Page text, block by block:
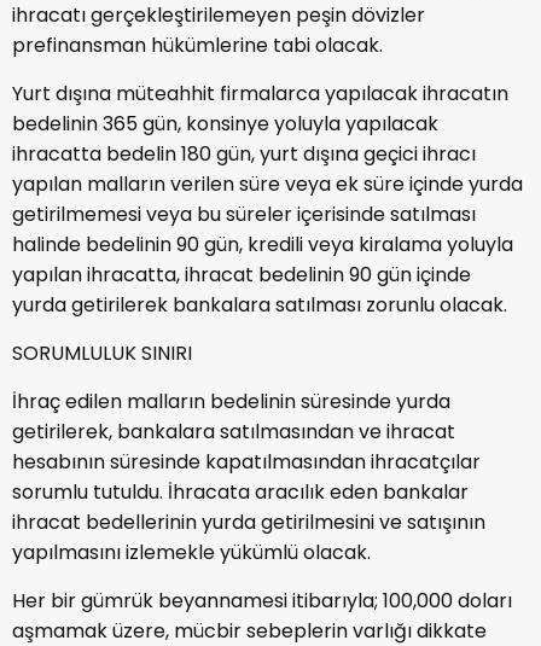
ihracatı gerçekleştirilemeyen peşin dövizler
prefinansman hükümlerine tabi olacak.
Yurt dışına müteahhit firmalarca yapılacak ihracatın
bedelinin 365 gün, konsinye yoluyla yapılacak
ihracatta bedelin 180 gün, yurt dışına geçici ihracı
yapılan malların verilen süre veya ek süre içinde yurda
getirilmemesi veya bu süreler içerisinde satılması
halinde bedelinin 90 gün, kredili veya kiralama yoluyla
yapılan ihracatta, ihracat bedelinin 90 gün içinde
yurda getirilerek bankalara satılması zorunlu olacak.
SORUMLULUK SINIRI
İhraç edilen malların bedelinin süresinde yurda
getirilerek, bankalara satılmasından ve ihracat
hesabının süresinde kapatılmasından ihracatçılar
sorumlu tutuldu. İhracata aracılık eden bankalar
ihracat bedellerinin yurda getirilmesini ve satışının
yapılmasını izlemekle yükümlü olacak.
Her bir gümrük beyannamesi itibarıyla; 100,000 doları
aşmamak üzere, mücbir sebeplerin varlığı dikkate